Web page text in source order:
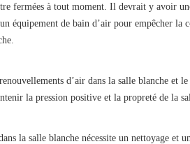
fermées à tout moment. Il devrait y avoir
équipement de bain d’air pour empêcher la
d’air dans la salle blanche et
la pression positive et la propreté de la
la salle blanche nécessite un nettoyage